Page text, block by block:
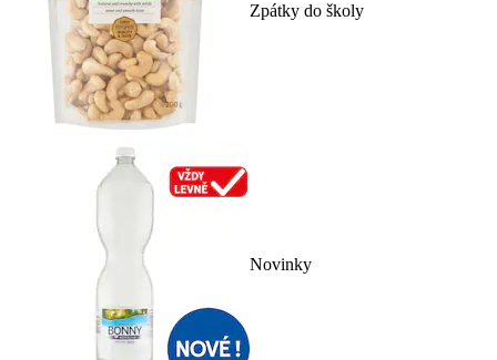
Zpátky do školy
Novinky